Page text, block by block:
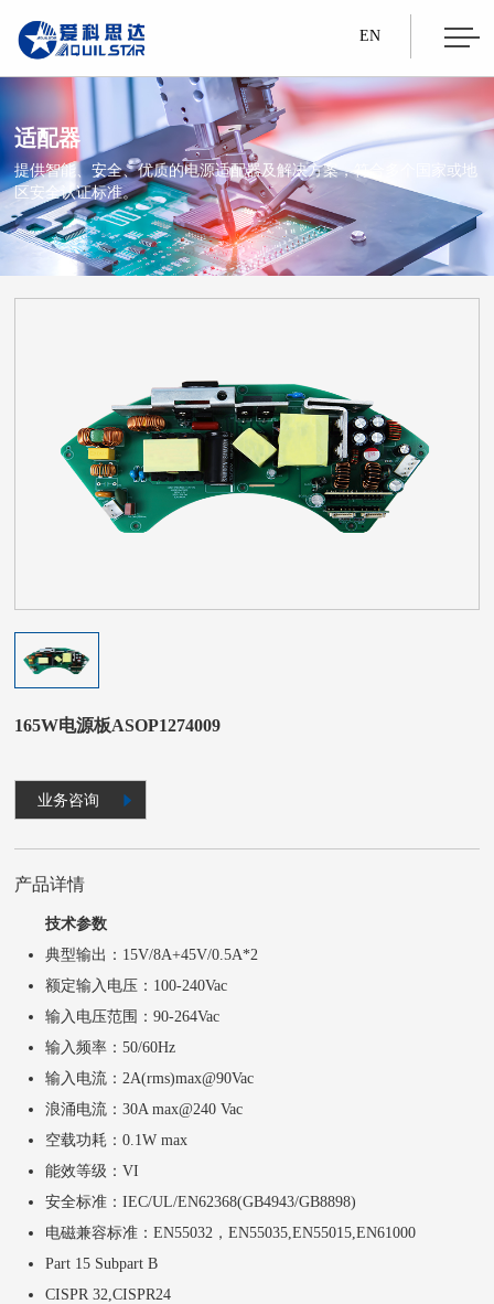
EN
适配器
提供智能、安全、优质的电源适配器及解决方案，符合多个国家或地
区安全认证标准。
165W电源板ASOP1274009
业务咨询
产品详情
技术参数
典型输出：15V/8A+45V/0.5A*2
额定输入电压：100-240Vac
输入电压范围：90-264Vac
输入频率：50/60Hz
输入电流：2A(rms)max@90Vac
浪涌电流：30A max@240 Vac
空载功耗：0.1W max
能效等级：VI
安全标准：IEC/UL/EN62368(GB4943/GB8898)
电磁兼容标准：EN55032，EN55035,EN55015,EN61000
Part 15 Subpart B
CISPR 32,CISPR24